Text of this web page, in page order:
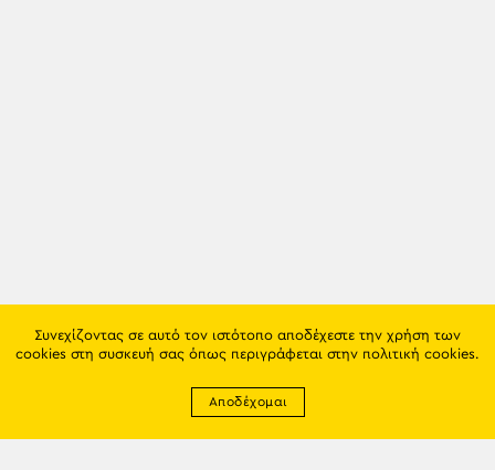
Συνεχίζοντας σε αυτό τον ιστότοπο αποδέχεστε την χρήση των
cookies στη συσκευή σας όπως περιγράφεται στην πολιτική cookies.
Αποδέχομαι